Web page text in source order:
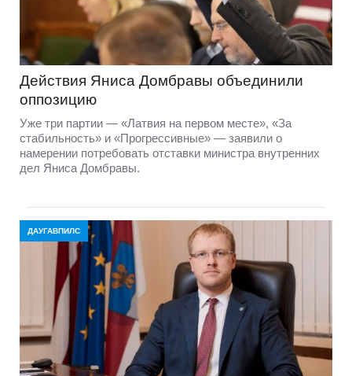
Действия Яниса Домбравы объединили
оппозицию
Уже три партии — «Латвия на первом месте», «За
стабильность» и «Прогрессивные» — заявили о
намерении потребовать отставки министра внутренних
дел Яниса Домбравы.
ДАУГАВПИЛС